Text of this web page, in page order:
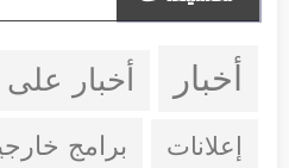
أخبار أخبار
إعلانات برامج